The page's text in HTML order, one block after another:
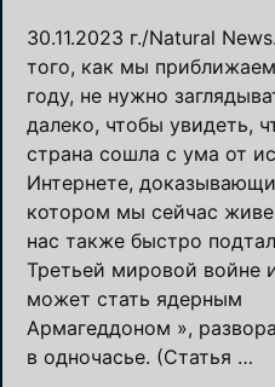
30.11.2023 г./Natural
того, как мы
году, не нужно
далеко, чтобы увидеть,
страна сошла с ума от
Интернете,
котором мы сейчас
нас также быстро
Третьей мировой войне
может стать ядерным
Армагеддоном »,
в одночасье. (Статья …